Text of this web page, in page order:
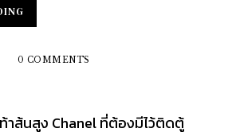
งบอกถึงไลฟ์สไตล์ของผู้สวมใส่
ยดูมีเสน่ห์ และเพิ่มความน่าเกรง
0 COMMENTS
าส้นสูง Chanel ที่ต้องมีไว้ติดตู้